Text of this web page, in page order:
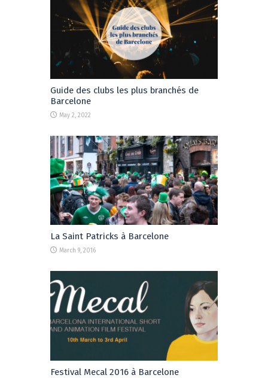
Guide des clubs les plus branchés de
Barcelone
May 2, 2022
La Saint Patricks à Barcelone
March 9, 2016
Festival Mecal 2016 à Barcelone